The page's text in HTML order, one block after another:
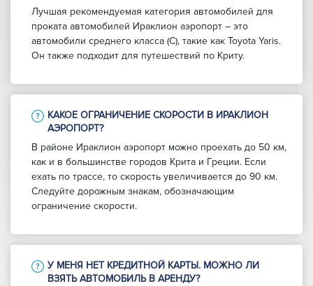
Лучшая рекомендуемая категория автомобилей для
проката автомобилей Ираклион аэропорт – это
автомобили среднего класса (C), такие как Toyota Yaris.
Он также подходит для путешествий по Криту.
КАКОЕ ОГРАНИЧЕНИЕ СКОРОСТИ В ИРАКЛИОН
АЭРОПОРТ?
В районе Ираклион аэропорт можно проехать до 50 км,
как и в большинстве городов Крита и Греции. Если
ехать по трассе, то скорость увеличивается до 90 км.
Следуйте дорожным знакам, обозначающим
ограничение скорости.
У МЕНЯ НЕТ КРЕДИТНОЙ КАРТЫ. МОЖНО ЛИ
ВЗЯТЬ АВТОМОБИЛЬ В АРЕНДУ?